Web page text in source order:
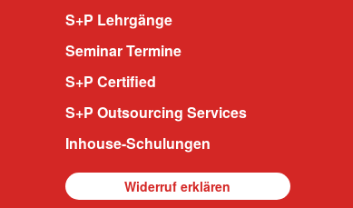
S+P Lehrgänge
Seminar Termine
S+P Certified
S+P Outsourcing Services
Inhouse-Schulungen
Widerruf erklären